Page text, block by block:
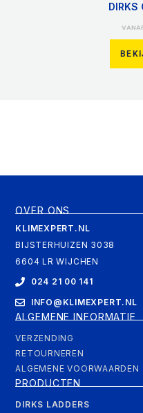
DIRKS
OVER ONS
KLIMEXPERT.NL
BIJSTERHUIZEN 3038
6604 LR WIJCHEN
024 21 00 141
INFO@KLIMEXPERT.NL
ALGEMENE INFORMATIE
VERZENDING
RETOURNEREN
ALGEMENE VOORWAARDEN
PRODUCTEN
DIRKS LADDERS